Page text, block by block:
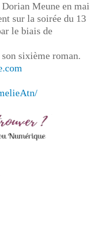
Meune en mai
sur la soirée du 13
le biais de
sixième roman.